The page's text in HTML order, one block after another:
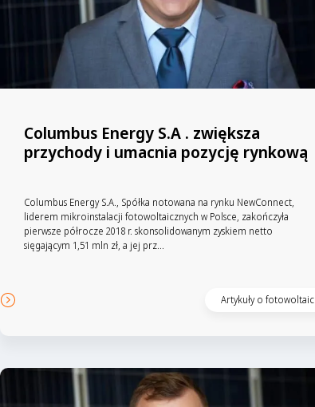
Columbus Energy S.A . zwiększa
przychody i umacnia pozycję rynkową
Columbus Energy S.A., Spółka notowana na rynku NewConnect,
liderem mikroinstalacji fotowoltaicznych w Polsce, zakończyła
pierwsze półrocze 2018 r. skonsolidowanym zyskiem netto
sięgającym 1,51 mln zł, a jej prz...
Czytaj artykuł Artykuły o